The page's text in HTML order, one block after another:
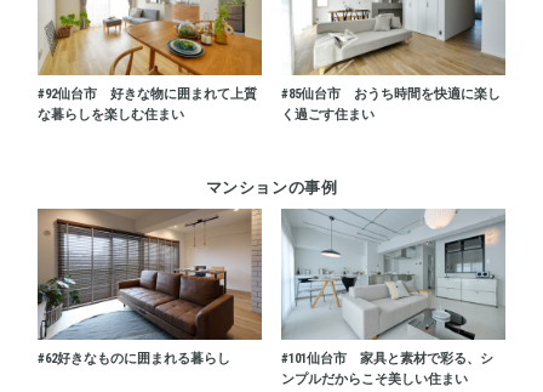
#92仙台市 好きな物に囲まれて上質
な暮らしを楽しむ住まい
#85仙台市 おうち時間を快適に楽し
く過ごす住まい
マンションの事例
#62好きなものに囲まれる暮らし #101仙台市 家具と素材で彩る、シ
ンプルだからこそ美しい住まい